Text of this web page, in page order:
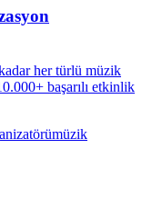
her türlü müzik
başarılı etkinlik
müzik